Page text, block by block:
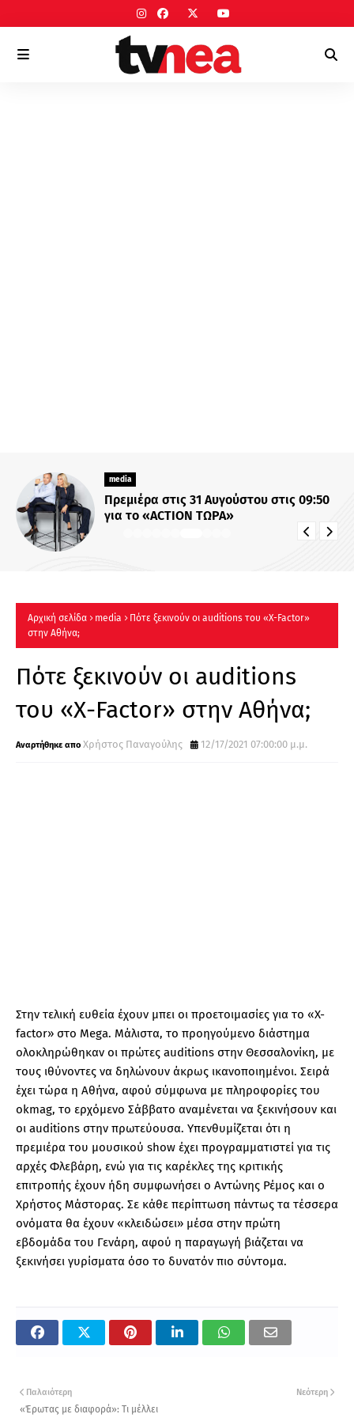
media
Πρεμιέρα στις 31 Αυγούστου στις 09:50
για το «ACTION ΤΩΡΑ»
Αρχική σελίδα media
Πότε ξεκινούν οι auditions του «Χ-Factor»
στην Αθήνα;
Πότε ξεκινούν οι auditions
του «Χ-Factor» στην Αθήνα;
Χρήστος Παναγούλης 12/17/2021 07:00:00 μ.μ.
Στην τελική ευθεία έχουν μπει οι προετοιμασίες για το «X-
factor» στο Mega. Μάλιστα, το προηγούμενο διάστημα
ολοκληρώθηκαν οι πρώτες auditions στην Θεσσαλονίκη, με
τους ιθύνοντες να δηλώνουν άκρως ικανοποιημένοι. Σειρά
έχει τώρα η Αθήνα, αφού σύμφωνα με πληροφορίες του
okmag, το ερχόμενο Σάββατο αναμένεται να ξεκινήσουν και
οι auditions στην πρωτεύουσα. Υπενθυμίζεται ότι η
πρεμιέρα του μουσικού show έχει προγραμματιστεί για τις
αρχές Φλεβάρη, ενώ για τις καρέκλες της κριτικής
επιτροπής έχουν ήδη συμφωνήσει ο Αντώνης Ρέμος και ο
Χρήστος Μάστορας. Σε κάθε περίπτωση πάντως τα τέσσερα
ονόματα θα έχουν «κλειδώσει» μέσα στην πρώτη
εβδομάδα του Γενάρη, αφού η παραγωγή βιάζεται να
ξεκινήσει γυρίσματα όσο το δυνατόν πιο σύντομα.
Νεότερη
Παλαιότερη
«Έρωτας με διαφορά»: Τι μέλλει